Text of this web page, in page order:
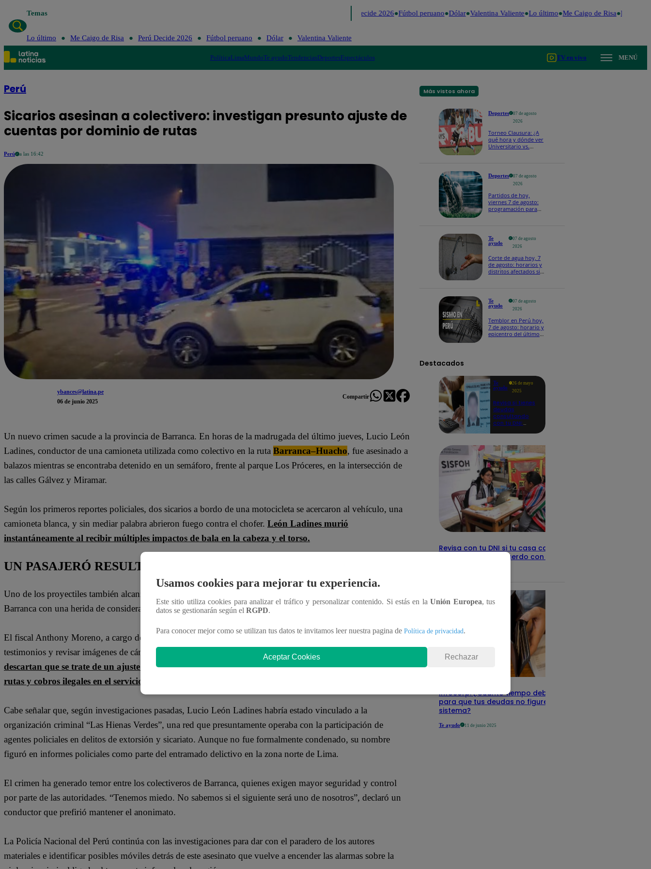
Temas Perú Decide 2026 Fútbol peruano Dólar Valentina Valiente Lo último Me Caigo de Risa Perú
Lo último Me Caigo de Risa Perú Decide 2026 Fútbol peruano Dólar Valentina Valiente
PolíticaLimaMundoTe ayudoTendenciasDeportesEspectáculos TV en vivo MENÚ
Perú
Sicarios asesinan a colectivero: investigan presunto ajuste de
cuentas por dominio de rutas
Perú a las 16:42
ybances@latina.pe
06 de junio 2025
Compartir
Un nuevo crimen sacude a la provincia de Barranca. En horas de la madrugada del último jueves, Lucio León
Ladines, conductor de una camioneta utilizada como colectivo en la ruta Barranca–Huacho, fue asesinado a
balazos mientras se encontraba detenido en un semáforo, frente al parque Los Próceres, en la intersección de
las calles Gálvez y Miramar.
Según los primeros reportes policiales, dos sicarios a bordo de una motocicleta se acercaron al vehículo, una
camioneta blanca, y sin mediar palabra abrieron fuego contra el chofer. León Ladines murió
instantáneamente al recibir múltiples impactos de bala en la cabeza y el torso.
UN PASAJERÓ RESULTÓ HERIDO
Uno de los proyectiles también alcanzó a un pasajero, quien fue trasladado de emergencia al hospital de
Barranca con una herida de consideración.
El fiscal Anthony Moreno, a cargo del caso, confirmó que ya se han iniciado las diligencias para recabar
testimonios y revisar imágenes de cámaras de seguridad cercanas al lugar del crimen.
descartan que se trate de un ajuste de cuentas, probablemente vinculado a la disputa por el control de
rutas y cobros ilegales en el servicio informal de colectivos.
Cabe señalar que, según investigaciones pasadas, Lucio León Ladines habría estado vinculado a la
organización criminal “Las Hienas Verdes”, una red que presuntamente operaba con la participación de
agentes policiales en delitos de extorsión y sicariato. Aunque no fue formalmente condenado, su nombre
figuró en informes policiales como parte del entramado delictivo en la zona norte de Lima.
El crimen ha generado temor entre los colectiveros de Barranca, quienes exigen mayor seguridad y control
por parte de las autoridades. “Tenemos miedo. No sabemos si el siguiente será uno de nosotros”, declaró un
conductor que prefirió mantener el anonimato.
La Policía Nacional del Perú continúa con las investigaciones para dar con el paradero de los autores
materiales e identificar posibles móviles detrás de este asesinato que vuelve a encender las alarmas sobre la
Más vistos ahora
Deportes
07 de agosto
2026
Torneo Clausura: ¿A
qué hora y dónde ver
Universitario vs.
Deportes
07 de agosto
2026
Partidos de hoy,
viernes 7 de agosto:
programación para
Te
ayudo
07 de agosto
2026
Corte de agua hoy, 7
de agosto: horarios y
distritos afectados sin
Te
ayudo
07 de agosto
2026
Temblor en Perú hoy,
7 de agosto: horario y
epicentro del último
Destacados
Te
ayudo
26 de mayo
2025
Revisa si tienes
deudas
consultando
con tu DNI:
detalles
Revisa con tu DNI si tu casa califica
como pobre, de acuerdo con el Sisfoh
Infocorp: ¿Cuánto tiempo debe pasar
para que tus deudas no figuren en su
sistema?
Te ayudo 11 de junio 2025
Usamos cookies para mejorar tu experiencia.
Este sitio utiliza cookies para analizar el tráfico y personalizar contenido. Si estás en laUnión Europea, tus
datos se gestionarán según el RGPD.
Para conocer mejor como se utilizan tus datos te invitamos leer nuestra pagina de Política de privacidad.
Aceptar Cookies Rechazar